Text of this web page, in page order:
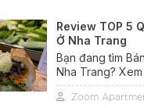
Review TOP 5
Ở Nha Trang
Bạn đang tìm
Nha Trang?
nhé! Tụi mình
điểm hàng đầu
Zoom